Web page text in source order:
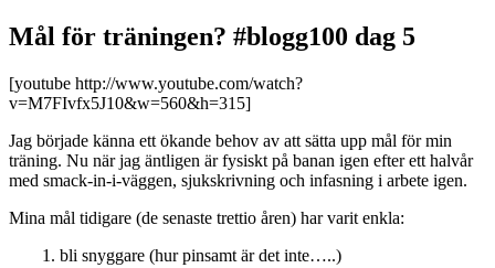
Mål för träningen? #blogg100 dag 5
[youtube http://www.youtube.com/watch?
v=M7FIvfx5J10&w=560&h=315]
Jag började känna ett ökande behov av att sätta upp mål för min
träning. Nu när jag äntligen är fysiskt på banan igen efter ett halvår
med smack-in-i-väggen, sjukskrivning och infasning i arbete igen.
Mina mål tidigare (de senaste trettio åren) har varit enkla:
1. bli snyggare (hur pinsamt är det inte…..)